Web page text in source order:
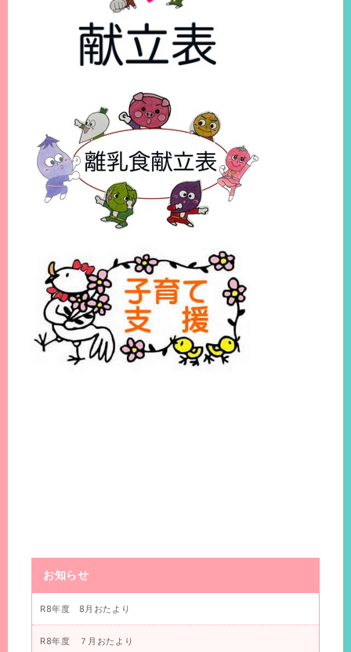
お知らせ
R8年度 8月おたより
R8年度 ７月おたより